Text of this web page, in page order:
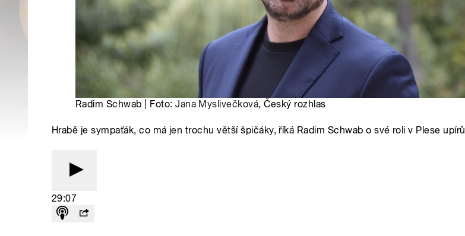
Radim Schwab | Foto:Jana Myslivečková, Český rozhlas
Hrabě je sympaťák, co má jen trochu větší špičáky, říká Radim Schwab o své roli v Plese upírů
29:07